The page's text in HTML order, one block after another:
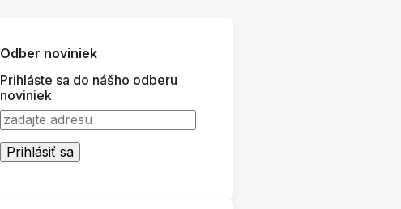
Odber noviniek
Prihláste sa do nášho odberu
noviniek